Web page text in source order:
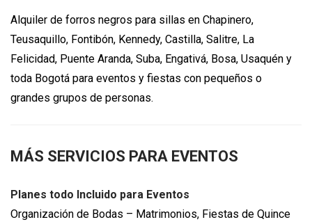
Alquiler de forros negros para sillas en Chapinero,
Teusaquillo, Fontibón, Kennedy, Castilla, Salitre, La
Felicidad, Puente Aranda, Suba, Engativá, Bosa, Usaquén y
toda Bogotá para eventos y fiestas con pequeños o
grandes grupos de personas.
MÁS SERVICIOS PARA EVENTOS
Planes todo Incluido para Eventos
Organización de Bodas – Matrimonios, Fiestas de Quince